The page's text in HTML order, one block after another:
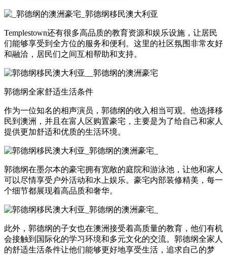
Templestown还有很多高品质的教育资源和娱乐设施，让居民
们能够享受到全方位的服务和便利。这里的社区氛围非常友好
和融洽，居民们之间互相帮助和支持。
郭德纲全家舒适生活条件
作为一位知名的相声演员，郭德纲的收入相当可观。他选择移
民到澳洲，并且在富人区购置豪宅，主要是为了给自己和家人
提供更加舒适和优质的生活环境。
郭德纲在墨尔本的豪宅拥有宽敞的庭院和游泳池，让他和家人
可以尽情享受户外活动和水上娱乐。豪宅内部装修精美，每一
个细节都展现着高品质和奢华。
此外，郭德纲的子女也在澳洲接受着高质量的教育，他们有机
会接触到国际化的学习环境和多元文化的交流。郭德纲全家人
的舒适生活条件让他们能够更好地享受生活，追求自己的梦